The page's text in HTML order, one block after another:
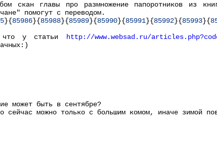
скан главы про размножение папоротников из
помогут с переводом.
}{85986}{85988}{85989}{85990}{85991}{85992}{85993}{
что у статьи
http://www.websad.ru/
может быть в сентябре?
сейчас можно только с большим комом, иначе зимой